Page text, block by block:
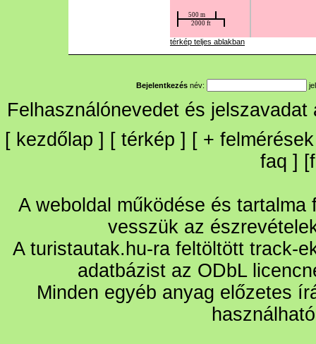
térkép teljes ablakban
Bejelentkezés név:
Felhasználónevedet és
[ kezdőlap ] [ térkép ] [ + felmérések
faq ] [
A weboldal működése és
vesszük az
A turistautak.hu-ra feltöltött track-
adatbázist az ODbL
Minden egyéb anyag előzetes